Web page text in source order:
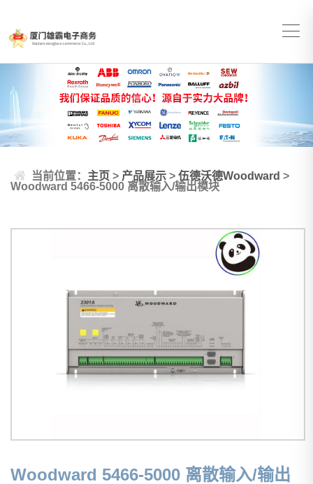
当前位置： 主页 > 产品展示 >伍德沃德Woodward >
Woodward 5466-5000 离散输入/输出模块
Woodward 5466-5000 离散输入/输出